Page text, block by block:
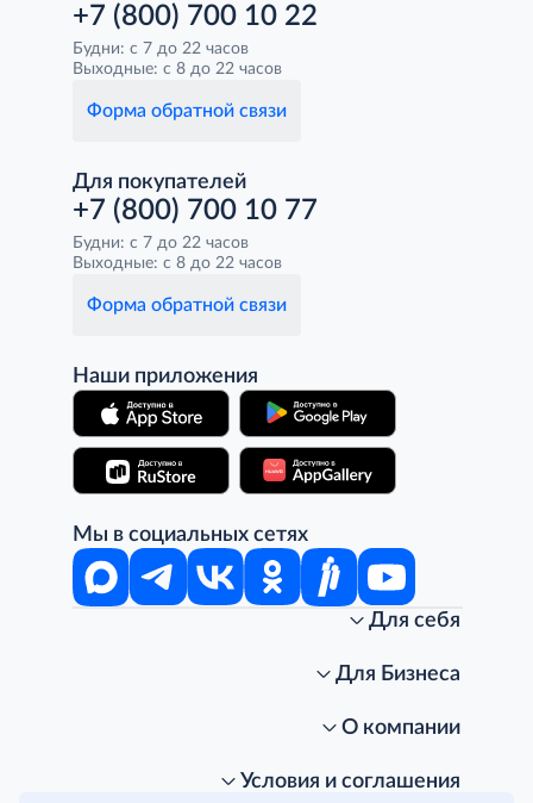
+7 (800) 700 10 22
Будни: с 7 до 22 часов
Выходные: с 8 до 22 часов
Форма обратной связи
Для покупателей
+7 (800) 700 10 77
Будни: с 7 до 22 часов
Выходные: с 8 до 22 часов
Форма обратной связи
Наши приложения
Мы в социальных сетях
Для себя
Стань клиентом METRO
Подарочные карты. Активация и баланс
Для Бизнеса
Для магазинов
О компании
Условия и соглашения